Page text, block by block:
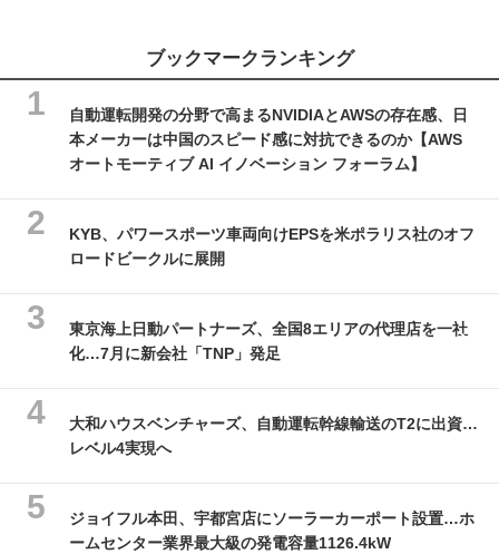
ブックマークランキング
自動運転開発の分野で高まるNVIDIAとAWSの存在感、日
本メーカーは中国のスピード感に対抗できるのか【AWS
オートモーティブ AI イノベーション フォーラム】
KYB、パワースポーツ車両向けEPSを米ポラリス社のオフ
ロードビークルに展開
東京海上日動パートナーズ、全国8エリアの代理店を一社
化…7月に新会社「TNP」発足
大和ハウスベンチャーズ、自動運転幹線輸送のT2に出資…
レベル4実現へ
ジョイフル本田、宇都宮店にソーラーカーポート設置…ホ
ームセンター業界最大級の発電容量1126.4kW